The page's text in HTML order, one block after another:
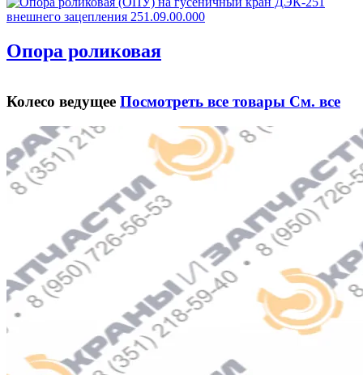
Опора роликовая
Колесо ведущее Посмотреть все товары См. все